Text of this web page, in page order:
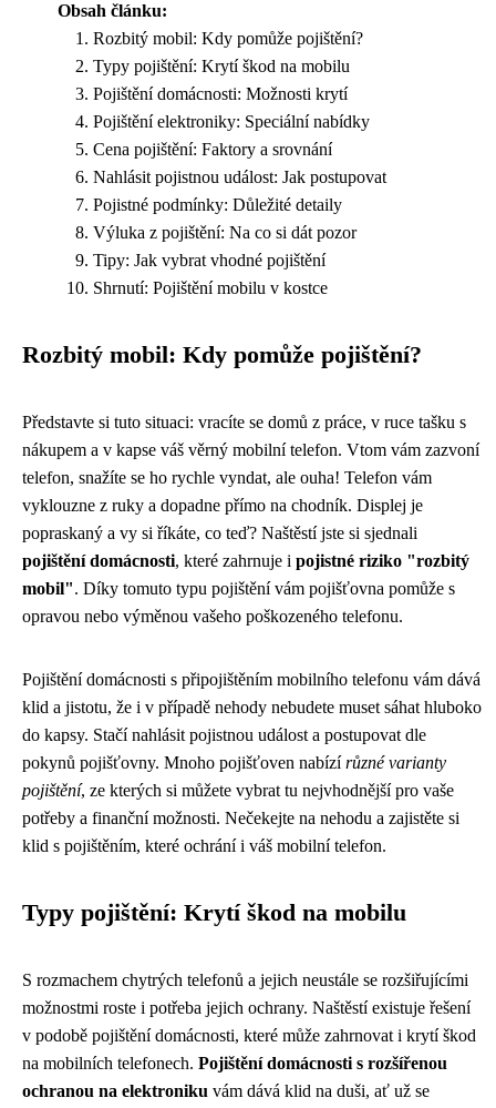
Obsah článku:
Rozbitý mobil: Kdy pomůže pojištění?
Typy pojištění: Krytí škod na mobilu
Pojištění domácnosti: Možnosti krytí
Pojištění elektroniky: Speciální nabídky
Cena pojištění: Faktory a srovnání
Nahlásit pojistnou událost: Jak postupovat
Pojistné podmínky: Důležité detaily
Výluka z pojištění: Na co si dát pozor
Tipy: Jak vybrat vhodné pojištění
Shrnutí: Pojištění mobilu v kostce
Rozbitý mobil: Kdy pomůže pojištění?
Představte si tuto situaci: vracíte se domů z práce, v ruce tašku s
nákupem a v kapse váš věrný mobilní telefon. Vtom vám zazvoní
telefon, snažíte se ho rychle vyndat, ale ouha! Telefon vám
vyklouzne z ruky a dopadne přímo na chodník. Displej je
popraskaný a vy si říkáte, co teď? Naštěstí jste si sjednali
pojištění domácnosti, které zahrnuje i pojistné riziko "rozbitý
mobil". Díky tomuto typu pojištění vám pojišťovna pomůže s
opravou nebo výměnou vašeho poškozeného telefonu.
Pojištění domácnosti s připojištěním mobilního telefonu vám dává
klid a jistotu, že i v případě nehody nebudete muset sáhat hluboko
do kapsy. Stačí nahlásit pojistnou událost a postupovat dle
pokynů pojišťovny. Mnoho pojišťoven nabízírůzné varianty
pojištění, ze kterých si můžete vybrat tu nejvhodnější pro vaše
potřeby a finanční možnosti. Nečekejte na nehodu a zajistěte si
klid s pojištěním, které ochrání i váš mobilní telefon.
Typy pojištění: Krytí škod na mobilu
S rozmachem chytrých telefonů a jejich neustále se rozšiřujícími
možnostmi roste i potřeba jejich ochrany. Naštěstí existuje řešení
v podobě pojištění domácnosti, které může zahrnovat i krytí škod
na mobilních telefonech. Pojištění domácnosti s rozšířenou
ochranou na elektroniku vám dává klid na duši, ať už se